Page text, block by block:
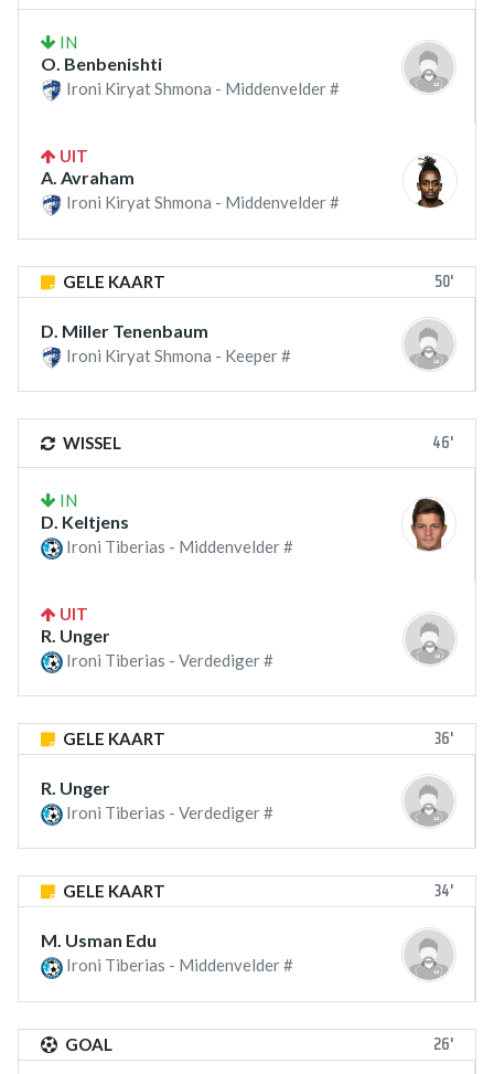
IN
O. Benbenishti
Ironi Kiryat Shmona - Middenvelder #
UIT
A. Avraham
Ironi Kiryat Shmona - Middenvelder #
GELE KAART 50'
D. Miller Tenenbaum
Ironi Kiryat Shmona - Keeper #
WISSEL 46'
IN
D. Keltjens
Ironi Tiberias - Middenvelder #
UIT
R. Unger
Ironi Tiberias - Verdediger #
GELE KAART 36'
R. Unger
Ironi Tiberias - Verdediger #
GELE KAART 34'
M. Usman Edu
Ironi Tiberias - Middenvelder #
GOAL 26'